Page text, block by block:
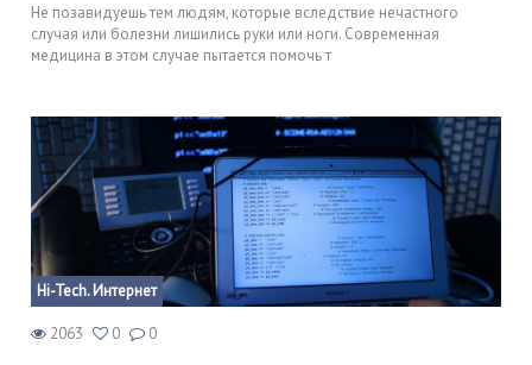
Не позавидуешь тем людям, которые вследствие нечастного
случая или болезни лишились руки или ноги. Современная
медицина в этом случае пытается помочь т
Hi-Tech. Интернет
2063 0 0